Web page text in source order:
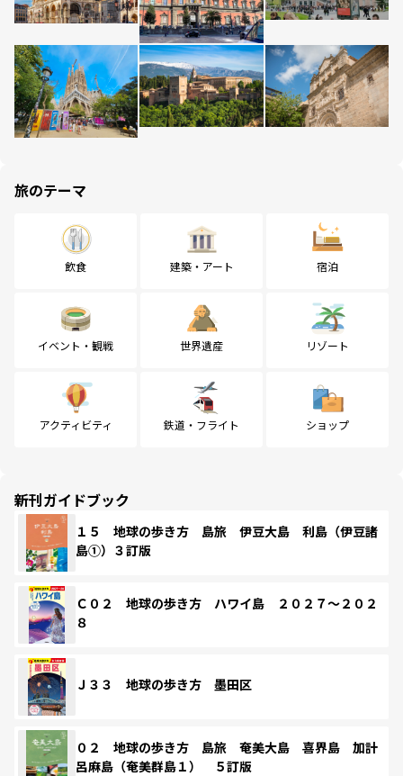
旅のテーマ
飲食 建築・アート 宿泊
イベント・観戦 世界遺産 リゾート
アクティビティ 鉄道・フライト ショップ
新刊ガイドブック
１５ 地球の歩き方 島旅 伊豆大島 利島（伊豆諸
島①）３訂版
Ｃ０２ 地球の歩き方 ハワイ島 ２０２７～２０２
８
Ｊ３３ 地球の歩き方 墨田区
０２ 地球の歩き方 島旅 奄美大島 喜界島 加計
呂麻島（奄美群島１） ５訂版